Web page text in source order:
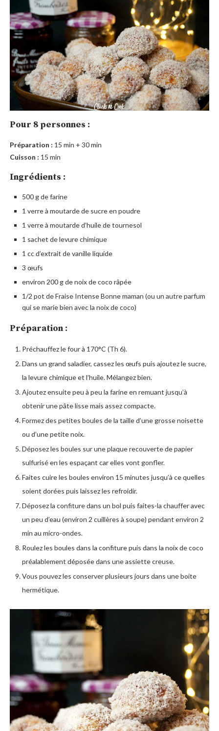
Pour 8 personnes :
Préparation : 15 min + 30 min
Cuisson : 15 min
Ingrédients :
500 g de farine
1 verre à moutarde de sucre en poudre
1 verre à moutarde d’huile de tournesol
1 sachet de levure chimique
1 cc d’extrait de vanille liquide
3 œufs
environ 200 g de noix de coco râpée
1/2 pot de Fraise Intense Bonne maman (ou un autre parfum
qui se marie bien avec la noix de coco)
Préparation :
Préchauffez le four à 170°C (Th 6).
Dans un grand saladier, cassez les œufs puis ajoutez le sucre,
la levure chimique et l’huile. Mélangez bien.
Ajoutez ensuite peu à peu la farine en remuant jusqu’à
obtenir une pâte lisse mais assez compacte.
Formez des petites boules de la taille d’une grosse noisette
ou d’une petite noix.
Déposez les boules sur une plaque recouverte de papier
sulfurisé en les espaçant car elles vont gonfler.
Faites cuire les boules environ 15 minutes jusqu’à ce quelles
soient dorées puis laissez les refroidir.
Déposez la confiture dans un bol puis faites-la chauffer avec
un peu d’eau (environ 2 cuillères à soupe) pendant environ 2
min au micro-ondes.
Roulez les boules dans la confiture puis dans la noix de coco
préalablement déposée dans une assiette creuse.
Vous pouvez les conserver plusieurs jours dans une boite
hermétique.